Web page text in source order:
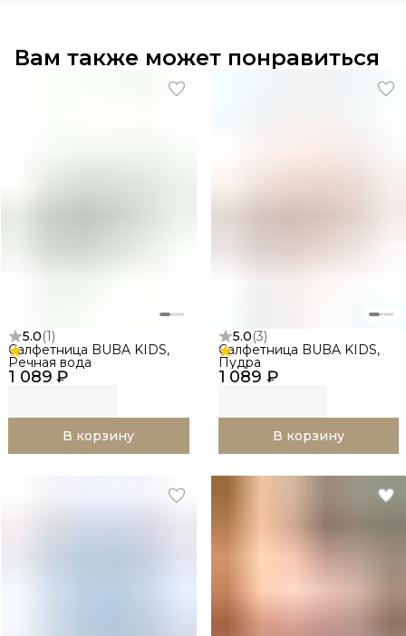
Вам также может понравиться
5.0(1)
1 089 ₽
Салфетница BUBA KIDS,
Речная вода
В корзину
5.0(3)
1 089 ₽
Салфетница BUBA KIDS,
Пудра
В корзину